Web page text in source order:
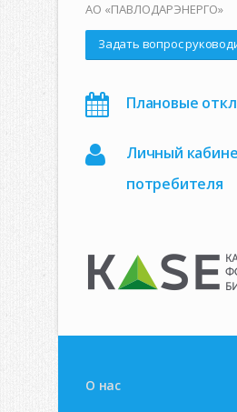
АО «ПАВЛОДАРЭНЕРГО»
Задать вопрос
Плановые
Личный
потребителя
О нас